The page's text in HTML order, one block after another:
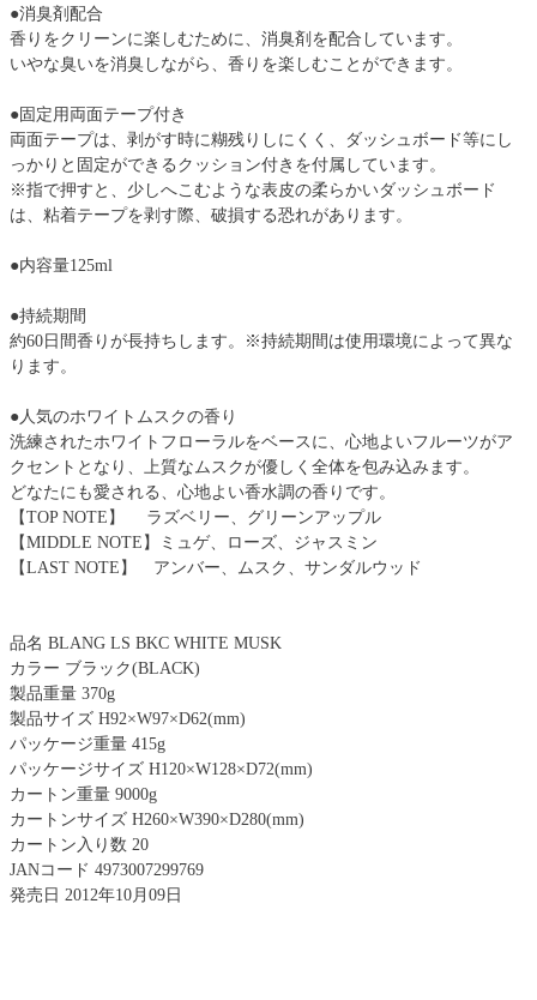
●消臭剤配合
香りをクリーンに楽しむために、消臭剤を配合しています。
いやな臭いを消臭しながら、香りを楽しむことができます。
●固定用両面テープ付き
両面テープは、剥がす時に糊残りしにくく、ダッシュボード等にし
っかりと固定ができるクッション付きを付属しています。
※指で押すと、少しへこむような表皮の柔らかいダッシュボード
は、粘着テープを剥す際、破損する恐れがあります。
●内容量125ml
●持続期間
約60日間香りが長持ちします。※持続期間は使用環境によって異な
ります。
●人気のホワイトムスクの香り
洗練されたホワイトフローラルをベースに、心地よいフルーツがア
クセントとなり、上質なムスクが優しく全体を包み込みます。
どなたにも愛される、心地よい香水調の香りです。
【TOP NOTE】 ラズベリー、グリーンアップル
【MIDDLE NOTE】ミュゲ、ローズ、ジャスミン
【LAST NOTE】 アンバー、ムスク、サンダルウッド
品名 BLANG LS BKC WHITE MUSK
カラー ブラック(BLACK)
製品重量 370g
製品サイズ H92×W97×D62(mm)
パッケージ重量 415g
パッケージサイズ H120×W128×D72(mm)
カートン重量 9000g
カートンサイズ H260×W390×D280(mm)
カートン入り数 20
JANコード 4973007299769
発売日 2012年10月09日